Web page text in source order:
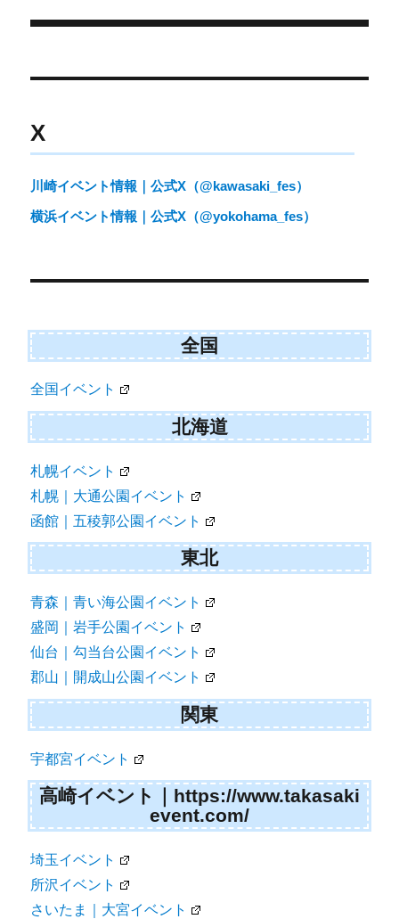
r
稿
ビ
ー
シ
ン
X
川崎イベント情報｜公式X（@kawasaki_fes）
横浜イベント情報｜公式X（@yokohama_fes）
全国
全国イベント
北海道
札幌イベント
札幌｜大通公園イベント
函館｜五稜郭公園イベント
東北
青森｜青い海公園イベント
盛岡｜岩手公園イベント
仙台｜勾当台公園イベント
郡山｜開成山公園イベント
関東
宇都宮イベント
高崎イベント｜https://www.takasaki
event.com/
埼玉イベント
所沢イベント
さいたま｜大宮イベント